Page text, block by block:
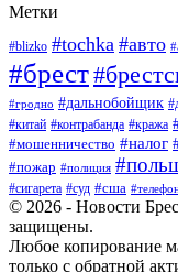
Метки
#blizko #tochka #авто
#брест
#гродно #дальнобойщик
#китай #контрабанда #кража
#мошенничество #налог
#пожар #полиция
#сигарета #суд #сша
© 2026 - Новости
защищены.
Любое копирование
только с обратной